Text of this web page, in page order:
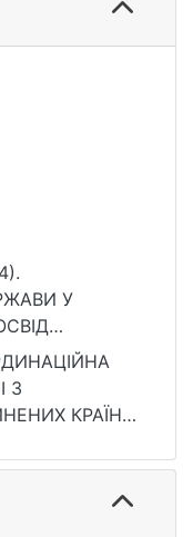
У
Law, (1).
2024-
З
(дата